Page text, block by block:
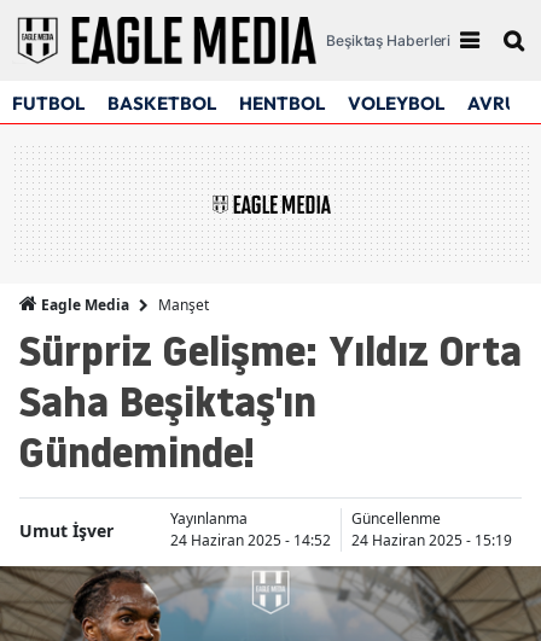
Beşiktaş Haberleri
FUTBOL BASKETBOL HENTBOL VOLEYBOL
Eagle Media Manşet
Sürpriz Gelişme: Yıldız Orta
Saha Beşiktaş'ın
Gündeminde!
Umut İşver
Yayınlanma
24 Haziran 2025 - 14:52
Güncellenme
24 Haziran 2025 - 15:19